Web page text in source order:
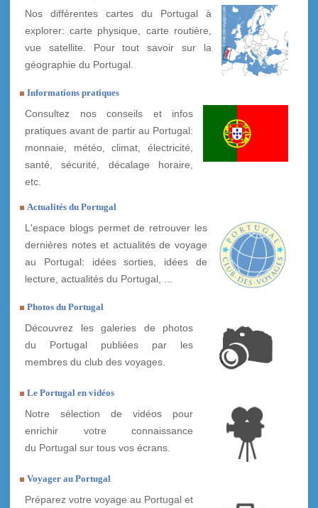
Nos différentes cartes du Portugal à
explorer: carte physique, carte routière,
vue satellite. Pour tout savoir sur la
géographie du Portugal.
Informations pratiques
Consultez nos conseils et infos
pratiques avant de partir au Portugal:
monnaie, météo, climat, électricité,
santé, sécurité, décalage horaire,
etc.
Actualités du Portugal
L'espace blogs permet de retrouver les
dernières notes et actualités de voyage
au Portugal: idées sorties, idées de
lecture, actualités du Portugal, ...
Photos du Portugal
Découvrez les galeries de photos
du Portugal publiées par les
membres du club des voyages.
Le Portugal en vidéos
Notre sélection de vidéos pour
enrichir votre connaissance
du Portugal sur tous vos écrans.
Voyager au Portugal
Préparez votre voyage au Portugal et